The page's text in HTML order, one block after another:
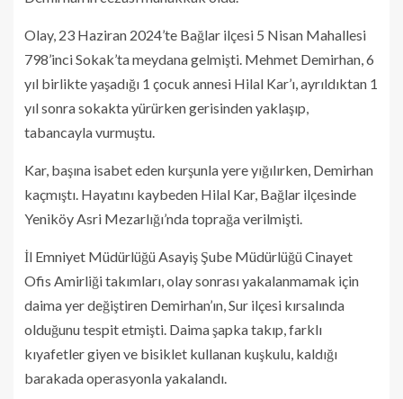
Olay, 23 Haziran 2024’te Bağlar ilçesi 5 Nisan Mahallesi
798’inci Sokak’ta meydana gelmişti. Mehmet Demirhan, 6
yıl birlikte yaşadığı 1 çocuk annesi Hilal Kar’ı, ayrıldıktan 1
yıl sonra sokakta yürürken gerisinden yaklaşıp,
tabancayla vurmuştu.
Kar, başına isabet eden kurşunla yere yığılırken, Demirhan
kaçmıştı. Hayatını kaybeden Hilal Kar, Bağlar ilçesinde
Yeniköy Asri Mezarlığı’nda toprağa verilmişti.
İl Emniyet Müdürlüğü Asayiş Şube Müdürlüğü Cinayet
Ofis Amirliği takımları, olay sonrası yakalanmamak için
daima yer değiştiren Demirhan’ın, Sur ilçesi kırsalında
olduğunu tespit etmişti. Daima şapka takıp, farklı
kıyafetler giyen ve bisiklet kullanan kuşkulu, kaldığı
barakada operasyonla yakalandı.